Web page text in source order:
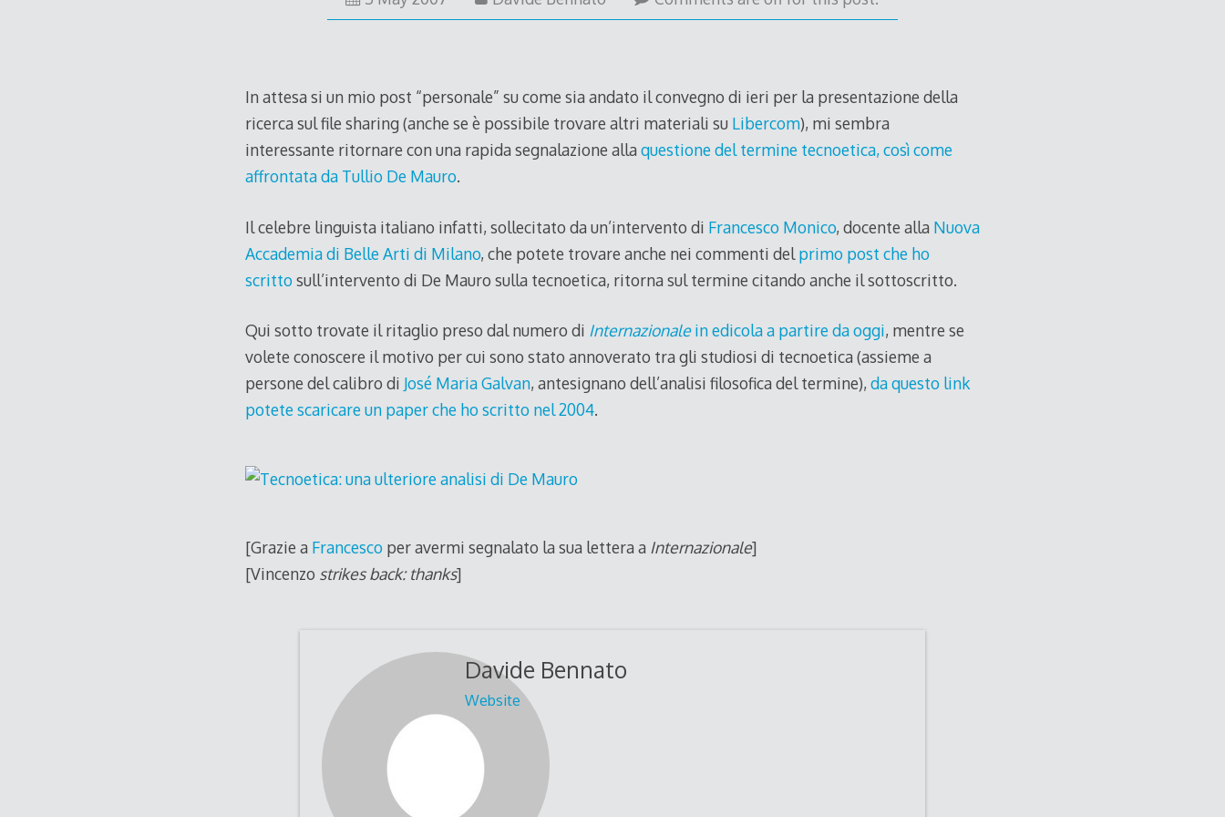
May
In attesa si un mio post “personale” su come sia andato il convegno di ieri per la presentazione della
ricerca sul file sharing (anche se è possibile trovare altri materiali su Libercom), mi sembra
interessante ritornare con una rapida segnalazione allaquestione del termine tecnoetica, così come
affrontata da Tullio De Mauro.
Il celebre linguista italiano infatti, sollecitato da un’intervento di Francesco Monico, docente alla Nuova
Accademia di Belle Arti di Milano, che potete trovare anche nei commenti delprimo post che ho
scrittosull’intervento di De Mauro sulla tecnoetica, ritorna sul termine citando anche il sottoscritto.
Qui sotto trovate il ritaglio preso dal numero di Internazionalein edicola a partire da oggi, mentre se
volete conoscere il motivo per cui sono stato annoverato tra gli studiosi di tecnoetica (assieme a
persone del calibro di José Maria Galvan, antesignano dell’analisi filosofica del termine), da questo link
potete scaricare un paper che ho scritto nel 2004.
[Grazie a Francescoper avermi segnalato la sua lettera a Internazionale]
[Vincenzo strikes back: thanks]
Davide Bennato
Website